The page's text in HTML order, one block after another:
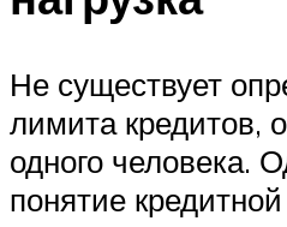
Не существует
лимита кредитов,
одного человека.
понятие кредитной